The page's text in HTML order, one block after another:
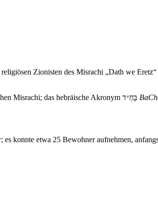
Zionisten des Misrachi „Dath we
konnte etwa 25 Bewohner aufnehmen,